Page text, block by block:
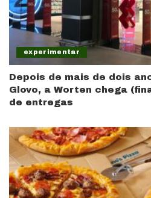
experimentar
Depois de mais de dois
Glovo, a Worten chega
de entregas